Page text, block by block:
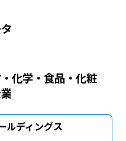
化学・食品・化粧
ルディングス